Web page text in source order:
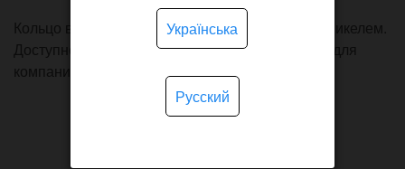
Кольцо выполнено из прочной стали, покрыто никелем.
Доступно нанесение логотипа и оптовый заказ для
компаний.
Українська
Русский